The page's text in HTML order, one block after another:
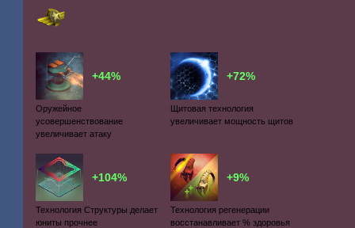
+44%
Оружейное
усовершенствование
увеличивает атаку
+72%
Щитовая технология
увеличивает мощность щитов
+104%
Технология Структуры делает
юниты прочнее
+9%
Технология регенерации
восстанавливает % здоровья